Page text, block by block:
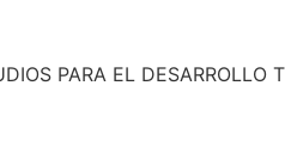
PARA EL DESARROLLO